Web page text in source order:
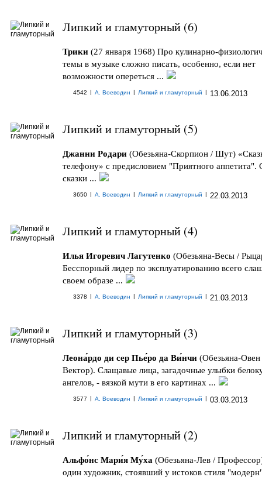
Липкий и гламуторный (6)
Трики (27 января 1968) Про кулинарно-
темы в музыке сложно писать, особенно, если нет
возможности опереться ...
4542 | А. Воеводин | Липкий и гламуторный | 13.06.2013
Липкий и гламуторный (5)
Джанни Родари (Обезьяна-Скорпион / Шут)
телефону» с предисловием "Приятного аппетита".
сказки ...
3650 | А. Воеводин | Липкий и гламуторный | 22.03.2013
Липкий и гламуторный (4)
Илья Игоревич Лагутенко (Обезьяна-Весы /
Бесспорный лидер по эксплуатированию всего
своем образе ...
3378 | А. Воеводин | Липкий и гламуторный | 21.03.2013
Липкий и гламуторный (3)
Леона́рдо ди сер Пье́ро да Ви́нчи (Обезьяна-Овен
Вектор). Слащавые лица, загадочные улыбки
ангелов, - вязкой мути в его картинах ...
3577 | А. Воеводин | Липкий и гламуторный | 03.03.2013
Липкий и гламуторный (2)
Альфо́нс Мари́я Му́ха (Обезьяна-Лев /
один художник, стоявший у истоков стиля